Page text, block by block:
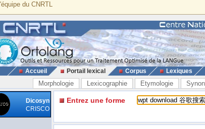
du CNRTL
Accueil Portail lexical Corpus Lexiques
Morphologie Lexicographie Etymologie
Dicosyn
CRISCO
Entrez une forme